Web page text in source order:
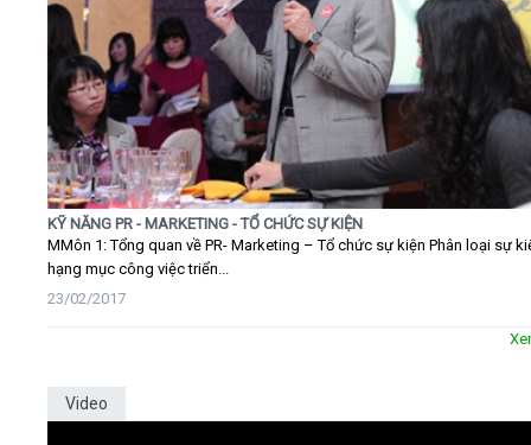
KỸ NĂNG PR - MARKETING - TỔ CHỨC SỰ KIỆN
MMôn 1: Tổng quan về PR- Marketing – Tổ chức sự kiện Phân loại sự
hạng mục công việc triển...
23/02/2017
Video